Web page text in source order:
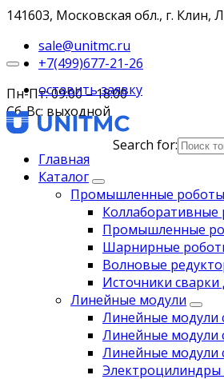
141603, Московская обл., г. Клин,
sale@unitmc.ru
+7(499)677-21-26
Пн-Пт: 09:00 – 18:00
Сб-Вс: выходной
Search for:
оставить заявку
Главная
Каталог
Промышленные роботы
Коллаборативные
Промышленные
Шарнирные
Волновые
Источники
Линейные модули
Линейные модули
Линейные модули
Линейные модули